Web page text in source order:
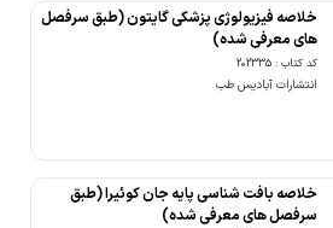
خلاصه فیزیولوژی پزشکی گایتون (طبق سرفصل
های معرفی شده)
کد کتاب : 202335
انتشارات آبادیس طب
خلاصه بافت شناسی پایه جان کوئیرا (طبق
سرفصل های معرفی شده)